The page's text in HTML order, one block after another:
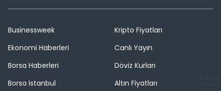
Businessweek
Ekonomi Haberleri
Borsa Haberleri
Borsa İstanbul
Kripto Fiyatları
Canlı Yayın
Döviz Kurları
Altın Fiyatları